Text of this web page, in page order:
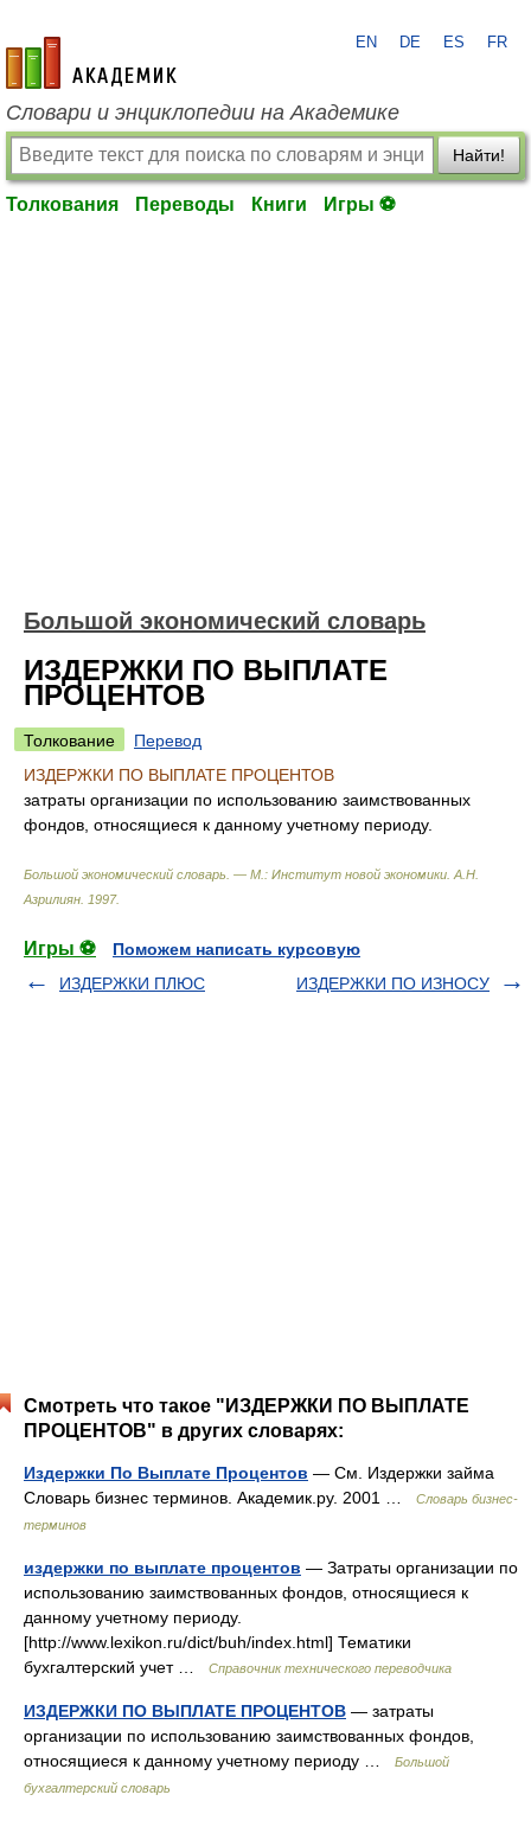
academic.ru
EN DE ES FR
Словари и энциклопедии на Академике
Найти!
Толкования Переводы Книги Игры ⚽
Большой экономический словарь
ИЗДЕРЖКИ ПО ВЫПЛАТЕ
ПРОЦЕНТОВ
Толкование
Перевод
ИЗДЕРЖКИ ПО ВЫПЛАТЕ ПРОЦЕНТОВ
затраты организации по использованию заимствованных
фондов, относящиеся к данному учетному периоду.
Большой экономический словарь. — М.: Институт новой экономики А.Н.
Азрилиян 1997.
Игры ⚽
Поможем написать курсовую
ИЗДЕРЖКИ ПЛЮС
ИЗДЕРЖКИ ПО ИЗНОСУ
Смотреть что такое "ИЗДЕРЖКИ ПО ВЫПЛАТЕ
ПРОЦЕНТОВ" в других словарях:
Издержки По Выплате Процентов — См. Издержки займа
Словарь бизнес терминов. Академик.ру. 2001 …
Словарь бизнес-
терминов
издержки по выплате процентов — Затраты организации по
использованию заимствованных фондов, относящиеся к
данному учетному периоду.
[http://www.lexikon.ru/dict/buh/index.html] Тематики
бухгалтерский учет …
Справочник технического переводчика
ИЗДЕРЖКИ ПО ВЫПЛАТЕ ПРОЦЕНТОВ — затраты
организации по использованию заимствованных фондов,
относящиеся к данному учетному периоду …
Большой
бухгалтерский словарь